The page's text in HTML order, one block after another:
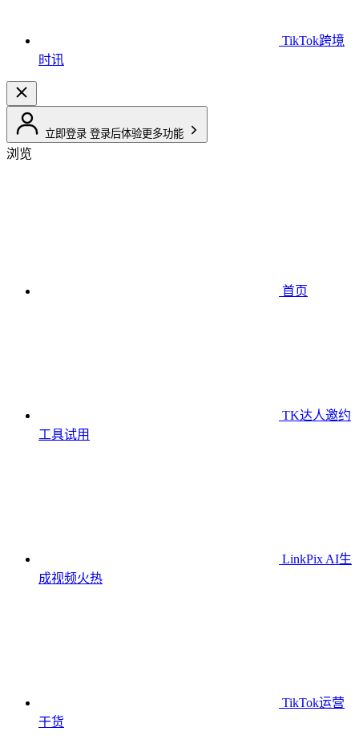
TikTok跨境
时讯
立即登录 登录后体验更多功能
浏览
首页
TK达人邀约
工具试用
LinkPix AI生
成视频火热
TikTok运营
干货